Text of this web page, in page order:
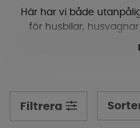
Här har vi både
för husbilar,
byggs in i golvet
Filtrera